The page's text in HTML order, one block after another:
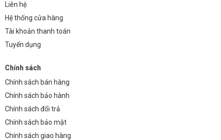
Liên hệ
Hệ thống cửa hàng
Tài khoản thanh toán
Tuyển dụng
Chính sách
Chính sách bán hàng
Chính sách bảo hành
Chính sách đổi trả
Chính sách bảo mật
Chính sách giao hàng